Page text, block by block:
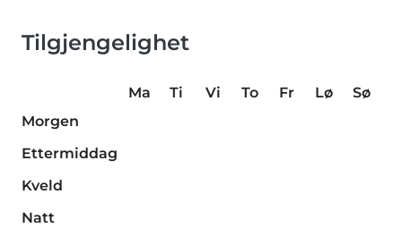
Tilgjengelighet
Ma Ti Vi To Fr Lø
Sø
Morgen
Ettermiddag
Kveld
Natt